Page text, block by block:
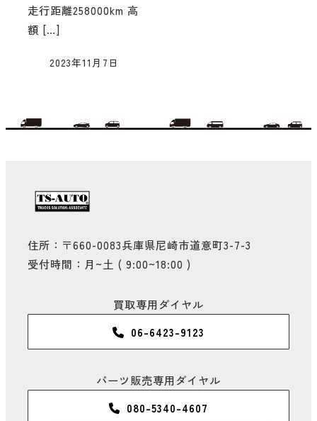
走行距離258000km 高
額 […]
2023年11月7日
住所：〒660-0083兵庫県尼崎市道意町3-7-3
受付時間：月~土 ( 9:00~18:00 )
買取専用ダイヤル
06-6423-9123
パーツ販売専用ダイヤル
080-5340-4607